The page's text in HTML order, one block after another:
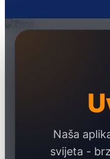
Naša
svijeta -